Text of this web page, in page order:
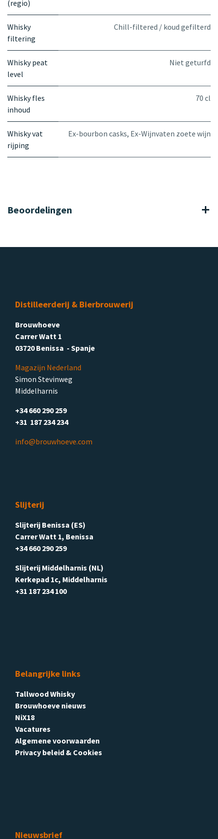
(regio)
Whisky
filtering
Chill-filtered / koud gefilterd
Whisky peat
level
Niet geturfd
Whisky fles
inhoud
70 cl
Whisky vat
rijping
Ex-bourbon casks, Ex-Wijnvaten zoete wijn
Beoordelingen
Distilleerderij & Bierbrouwerij
Brouwhoeve
Carrer Watt 1
03720 Benissa - Spanje
Magazijn Nederland
Simon Stevinweg
Middelharnis
+34 660 290 259
+31 187 234 234
info@brouwhoeve.com
Slijterij
Slijterij Benissa (ES)
Carrer Watt 1, Benissa
+34 660 290 259
Slijterij Middelharnis (NL)
Kerkepad 1c, Middelharnis
+31 187 234 100
Belangrijke links
Tallwood Whisky
Brouwhoeve nieuws
NiX18
Vacatures
Algemene voorwaarden
Privacy beleid & Cookies
Nieuwsbrief